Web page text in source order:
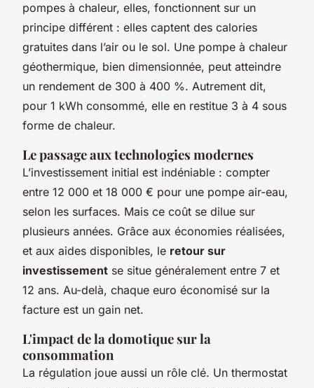
pompes à chaleur, elles, fonctionnent sur un
principe différent : elles captent des calories
gratuites dans l’air ou le sol. Une pompe à chaleur
géothermique, bien dimensionnée, peut atteindre
un rendement de 300 à 400 %. Autrement dit,
pour 1 kWh consommé, elle en restitue 3 à 4 sous
forme de chaleur.
Le passage aux technologies modernes
L’investissement initial est indéniable : compter
entre 12 000 et 18 000 € pour une pompe air-eau,
selon les surfaces. Mais ce coût se dilue sur
plusieurs années. Grâce aux économies réalisées,
et aux aides disponibles, le retour sur
investissement se situe généralement entre 7 et
12 ans. Au-delà, chaque euro économisé sur la
facture est un gain net.
L'impact de la domotique sur la
consommation
La régulation joue aussi un rôle clé. Un thermostat